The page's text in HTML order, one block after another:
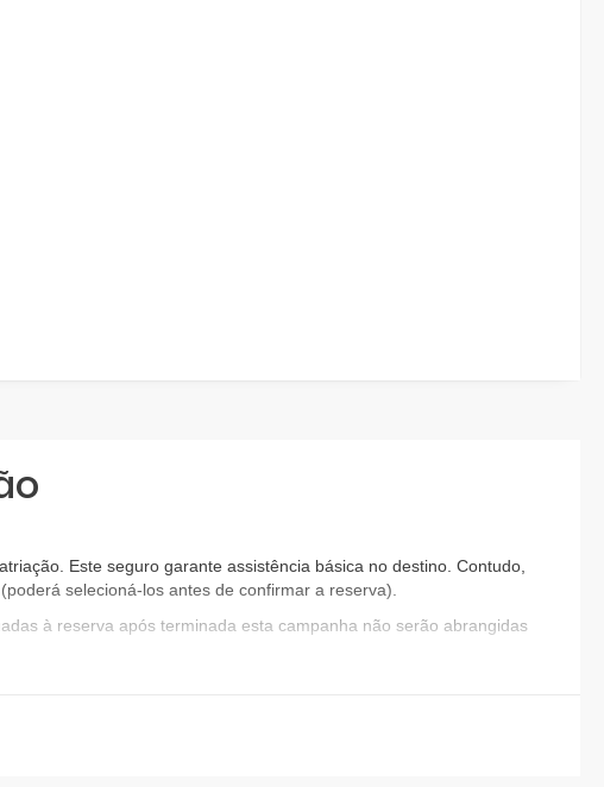
Este seguro garante assistência básica no destino. Contudo,
selecioná-los antes de confirmar a reserva).
à reserva após terminada esta campanha não serão abrangidas